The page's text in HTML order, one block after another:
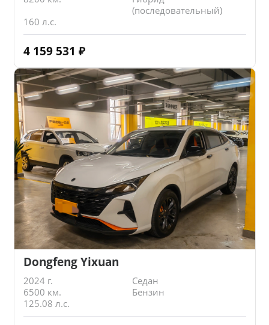
(последовательный)
160 л.с.
4 159 531 ₽
Dongfeng Yixuan
2024 г.
Седан
6500 км.
Бензин
125.08 л.с.